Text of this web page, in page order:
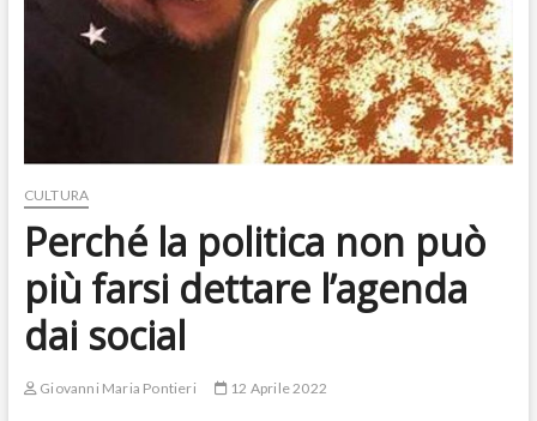
CULTURA
Perché la politica non può
più farsi dettare l’agenda
dai social
Giovanni Maria Pontieri 12 Aprile 2022